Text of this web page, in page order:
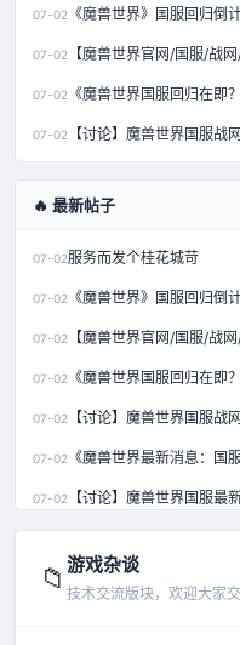
07-02 《魔兽世界》国服回归倒
07-02 【魔兽世界官网/国服/战
07-02 《魔兽世界国服回归在即
07-02 【讨论】魔兽世界国服战
🔥 最新帖子
07-02服务而发个桂花城苛
07-02 《魔兽世界》国服回归倒
07-02 【魔兽世界官网/国服/战
07-02 《魔兽世界国服回归在即
07-02 【讨论】魔兽世界国服战
07-02 《魔兽世界最新消息：国
07-02 【讨论】魔兽世界国服最
📁 游戏杂谈
技术交流版块，欢迎大家